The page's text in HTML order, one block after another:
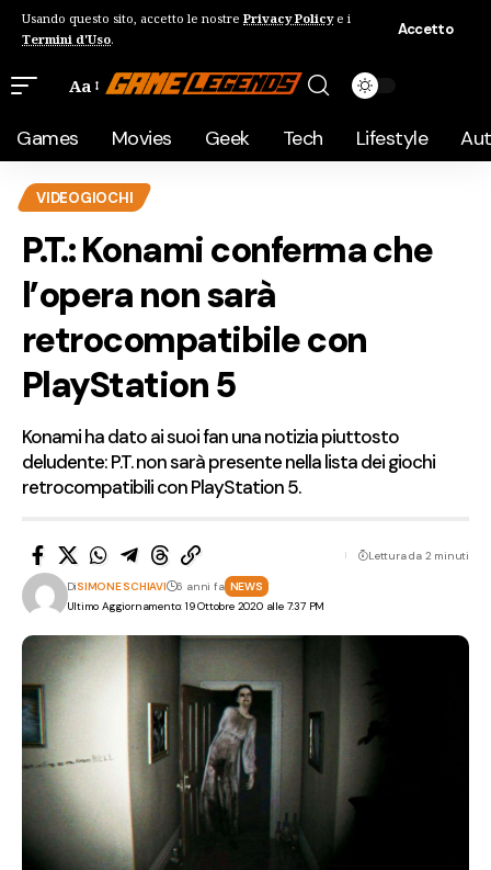
Usando questo sito, accetto le nostre Privacy Policye i
Termini d'Uso.
Accetto
Aa
Games Movies Geek Tech Lifestyle
VIDEOGIOCHI
P.T.: Konami conferma che
l’opera non sarà
retrocompatibile con
PlayStation 5
Konami ha dato ai suoi fan una notizia piuttosto
deludente: P.T. non sarà presente nella lista dei giochi
retrocompatibili con PlayStation 5.
Ultimo Aggiornamento: 19 Ottobre 2020 alle 7:37 PM
DiSIMONE SCHIAVI 6 anni fa NEWS
Lettura da 2 minuti